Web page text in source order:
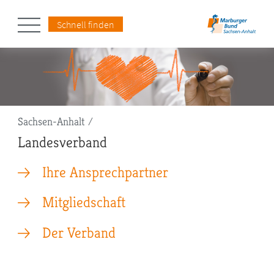
Schnell finden
Pfadnavigation
Sachsen-Anhalt
Landesverband
Ihre Ansprechpartner
Mitgliedschaft
Der Verband